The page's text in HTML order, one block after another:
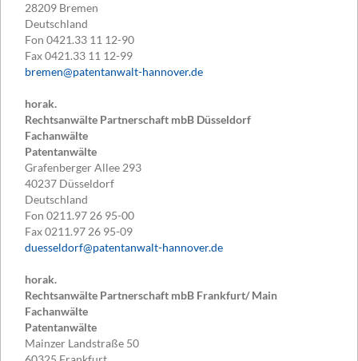
28209 Bremen
Deutschland
Fon 0421.33 11 12-90
Fax0421.33 11 12-99
bremen@patentanwalt-hannover.de
horak.
Rechtsanwälte Partnerschaft mbB Düsseldorf
Fachanwälte
Patentanwälte
Grafenberger Allee 293
40237 Düsseldorf
Deutschland
Fon 0211.97 26 95-00
Fax0211.97 26 95-09
duesseldorf@patentanwalt-hannover.de
horak.
Rechtsanwälte Partnerschaft mbB Frankfurt/ Main
Fachanwälte
Patentanwälte
Mainzer Landstraße 50